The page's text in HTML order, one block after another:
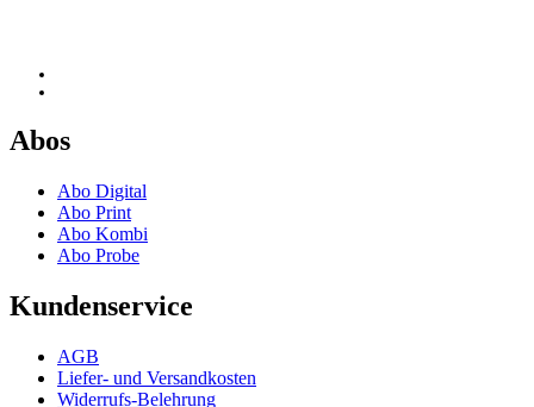
Abos
Abo Digital
Abo Print
Abo Kombi
Abo Probe
Kundenservice
AGB
Liefer- und Versandkosten
Widerrufs-Belehrung